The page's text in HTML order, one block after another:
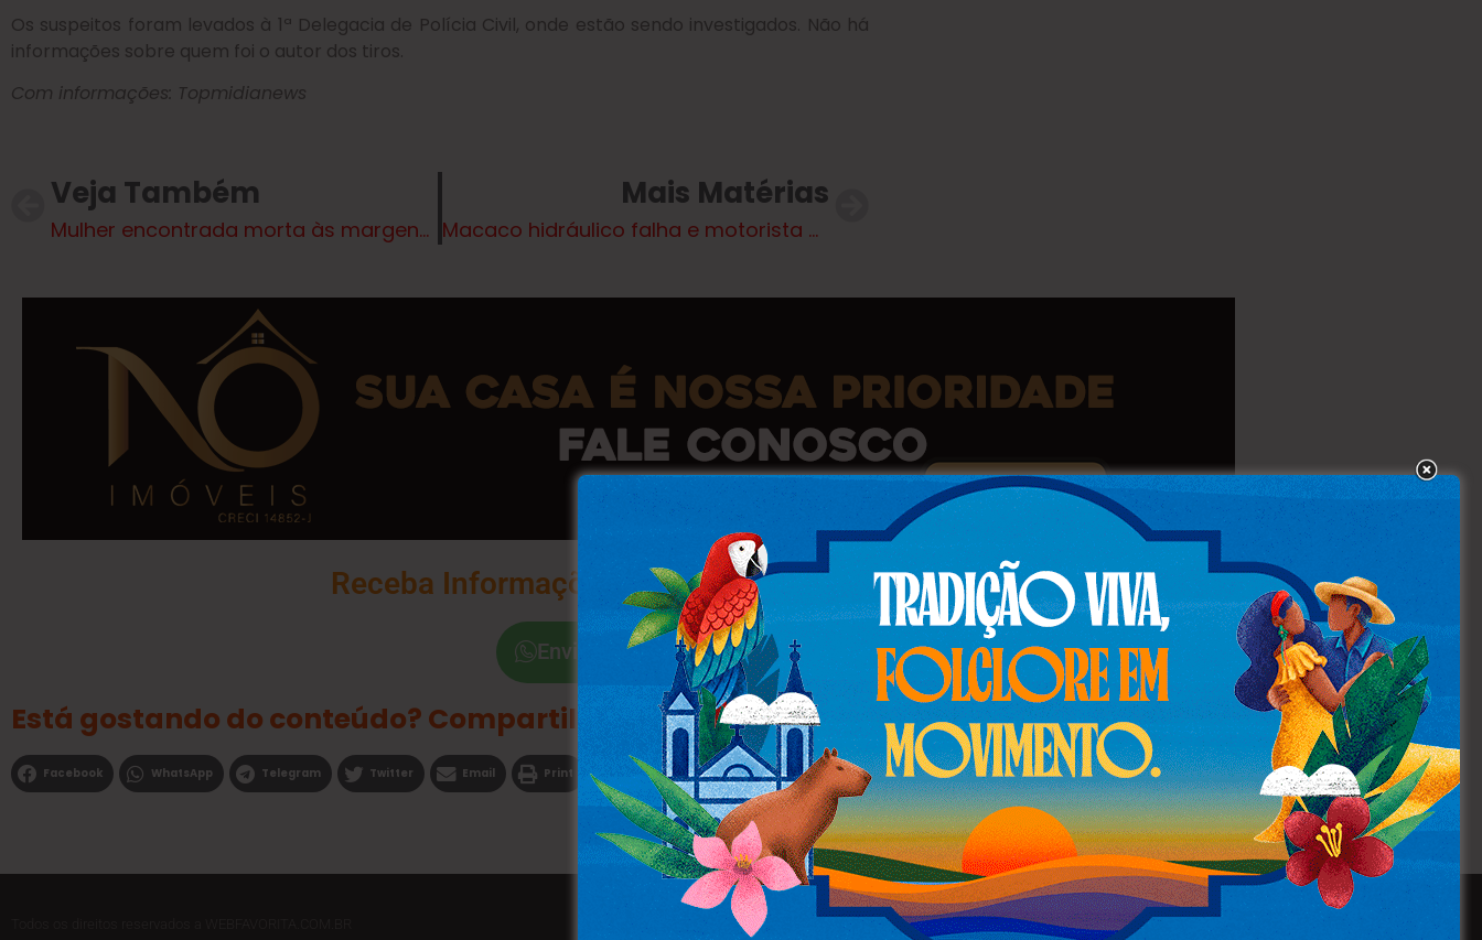
Os suspeitos foram levados à 1ª Delegacia de Polícia Civil, onde estão sendo investigados. Não há
informações sobre quem foi o autor dos tiros.
Com informações: Topmidianews
Veja Também
Mulher encontrada morta às margens de rodovia era recepcionista de hospital em Mato Grosso do Sul
Mais Matérias
Macaco hidráulico falha e motorista morre esmagado por veículo no interior de MS
Receba Informações na Palma da Sua Mão
Envie a Palavra "Sim"
Está gostando do conteúdo? Compartilhe
Facebook WhatsApp Telegram Twitter Email Print